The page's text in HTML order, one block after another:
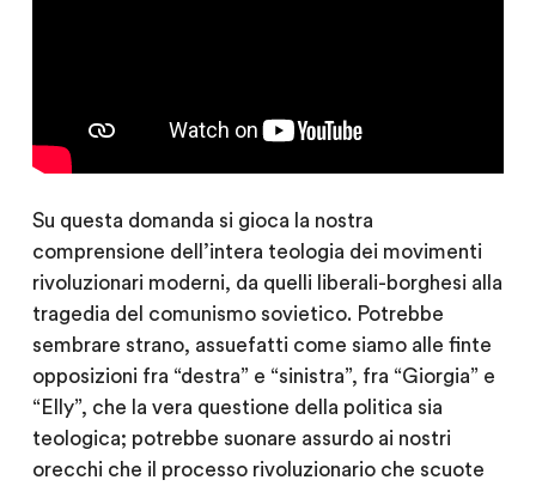
Su questa domanda si gioca la nostra
comprensione dell’intera teologia dei movimenti
rivoluzionari moderni, da quelli liberali-borghesi alla
tragedia del comunismo sovietico. Potrebbe
sembrare strano, assuefatti come siamo alle finte
opposizioni fra “destra” e “sinistra”, fra “Giorgia” e
“Elly”, che la vera questione della politica sia
teologica; potrebbe suonare assurdo ai nostri
orecchi che il processo rivoluzionario che scuote